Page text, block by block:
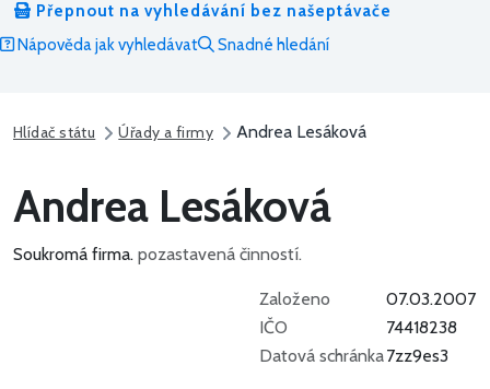
Přepnout na vyhledávání bez našeptávače
Nápověda jak vyhledávat
Snadné hledání
Hlídač státu Úřady a firmy Andrea Lesáková
Andrea Lesáková
Soukromá firma. pozastavená činností.
Založeno
07.03.2007
IČO
74418238
Datová schránka7zz9es3